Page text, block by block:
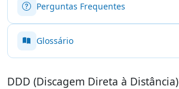
Perguntas Frequentes
Glossário
DDD (Discagem Direta à Distância)